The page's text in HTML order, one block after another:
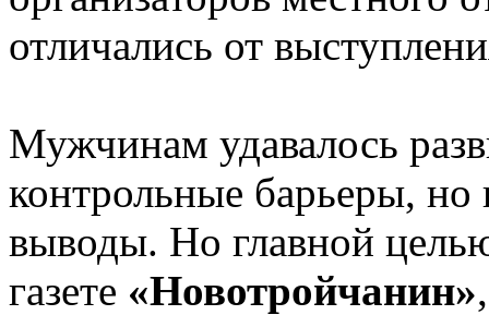
отличались от
Мужчинам удавалось
контрольные барьеры,
выводы. Но главной
газете «Новотройчанин»